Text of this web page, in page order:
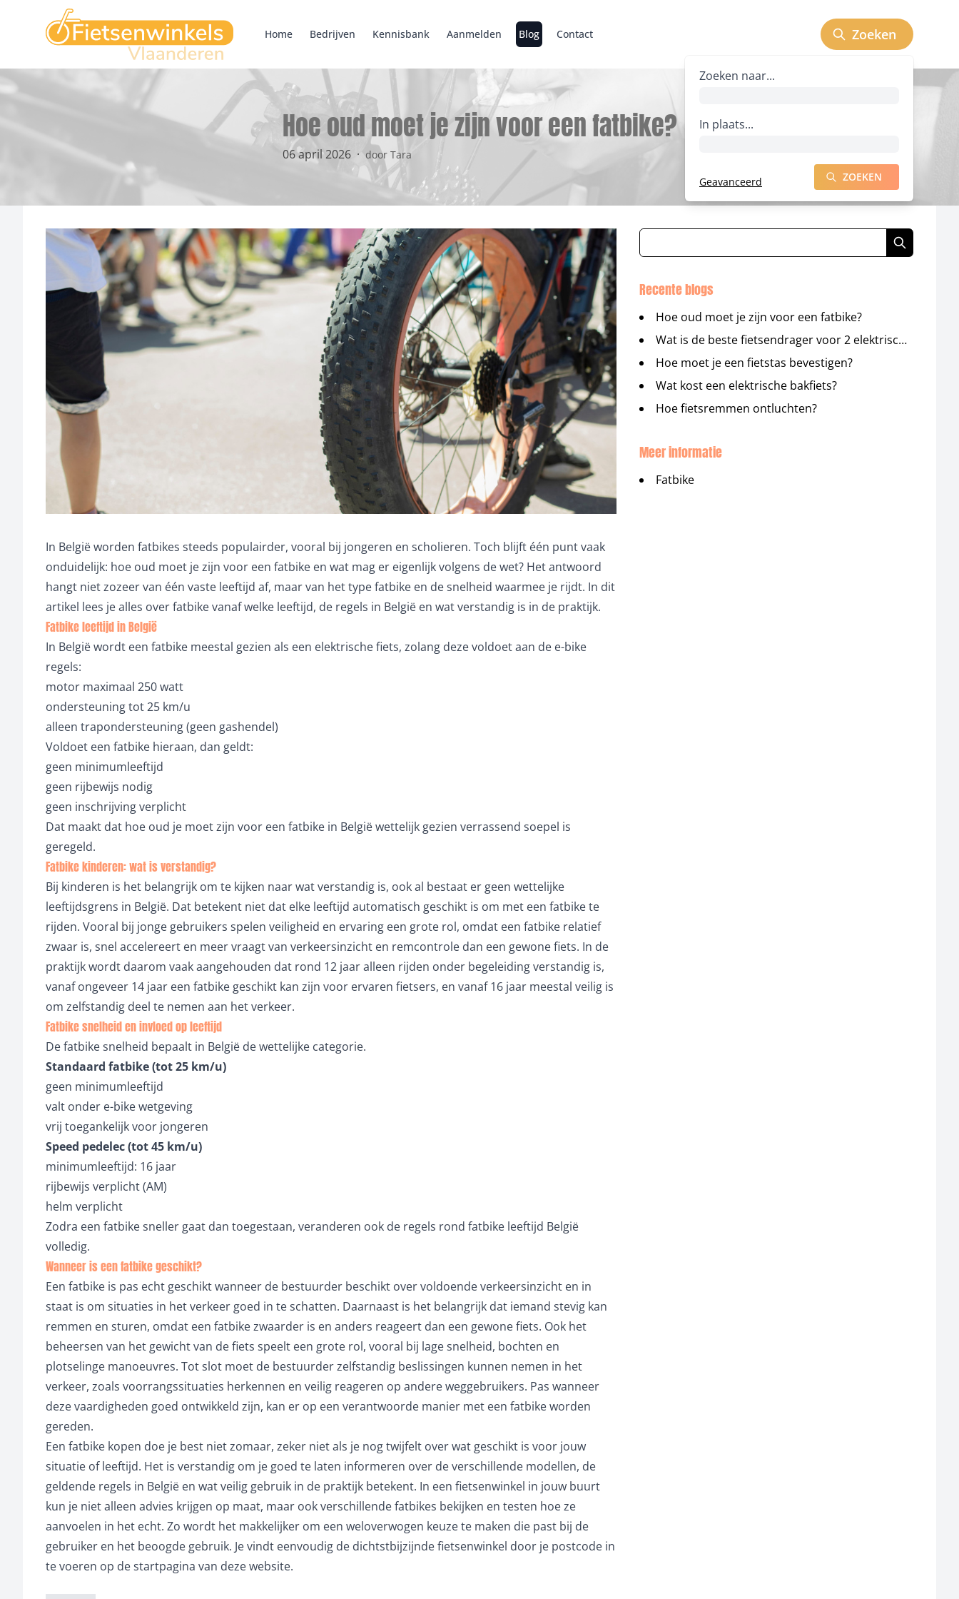
Home Bedrijven Kennisbank Aanmelden Blog Contact Zoeken naar bedrijven
Zoeken
Zoeken naar...
In plaats...
Geavanceerd ZOEKEN NAAR BEDRIJVEN
ZOEKEN
Hoe oud moet je zijn voor een fatbike?
06 april 2026 · door Tara
In België worden fatbikes steeds populairder, vooral bij jongeren en scholieren. Toch blijft één punt vaak
onduidelijk: hoe oud moet je zijn voor een fatbike en wat mag er eigenlijk volgens de wet? Het antwoord
hangt niet zozeer van één vaste leeftijd af, maar van het type fatbike en de snelheid waarmee je rijdt. In dit
artikel lees je alles over fatbike vanaf welke leeftijd, de regels in België en wat verstandig is in de praktijk.
Fatbike leeftijd in België
In België wordt een fatbike meestal gezien als een elektrische fiets, zolang deze voldoet aan de e-bike
regels:
motor maximaal 250 watt
ondersteuning tot 25 km/u
alleen trapondersteuning (geen gashendel)
Voldoet een fatbike hieraan, dan geldt:
geen minimumleeftijd
geen rijbewijs nodig
geen inschrijving verplicht
Dat maakt dat hoe oud je moet zijn voor een fatbike in België wettelijk gezien verrassend soepel is
geregeld.
Fatbike kinderen: wat is verstandig?
Bij kinderen is het belangrijk om te kijken naar wat verstandig is, ook al bestaat er geen wettelijke
leeftijdsgrens in België. Dat betekent niet dat elke leeftijd automatisch geschikt is om met een fatbike te
rijden. Vooral bij jonge gebruikers spelen veiligheid en ervaring een grote rol, omdat een fatbike relatief
zwaar is, snel accelereert en meer vraagt van verkeersinzicht en remcontrole dan een gewone fiets. In de
praktijk wordt daarom vaak aangehouden dat rond 12 jaar alleen rijden onder begeleiding verstandig is,
vanaf ongeveer 14 jaar een fatbike geschikt kan zijn voor ervaren fietsers, en vanaf 16 jaar meestal veilig is
om zelfstandig deel te nemen aan het verkeer.
Fatbike snelheid en invloed op leeftijd
De fatbike snelheid bepaalt in België de wettelijke categorie.
Standaard fatbike (tot 25 km/u)
geen minimumleeftijd
valt onder e-bike wetgeving
vrij toegankelijk voor jongeren
Speed pedelec (tot 45 km/u)
minimumleeftijd: 16 jaar
rijbewijs verplicht (AM)
helm verplicht
Zodra een fatbike sneller gaat dan toegestaan, veranderen ook de regels rond fatbike leeftijd België
volledig.
Wanneer is een fatbike geschikt?
Een fatbike is pas echt geschikt wanneer de bestuurder beschikt over voldoende verkeersinzicht en in
staat is om situaties in het verkeer goed in te schatten. Daarnaast is het belangrijk dat iemand stevig kan
remmen en sturen, omdat een fatbike zwaarder is en anders reageert dan een gewone fiets. Ook het
beheersen van het gewicht van de fiets speelt een grote rol, vooral bij lage snelheid, bochten en
plotselinge manoeuvres. Tot slot moet de bestuurder zelfstandig beslissingen kunnen nemen in het
verkeer, zoals voorrangssituaties herkennen en veilig reageren op andere weggebruikers. Pas wanneer
deze vaardigheden goed ontwikkeld zijn, kan er op een verantwoorde manier met een fatbike worden
gereden.
Een fatbike kopen doe je best niet zomaar, zeker niet als je nog twijfelt over wat geschikt is voor jouw
situatie of leeftijd. Het is verstandig om je goed te laten informeren over de verschillende modellen, de
geldende regels in België en wat veilig gebruik in de praktijk betekent. In een fietsenwinkel in jouw buurt
kun je niet alleen advies krijgen op maat, maar ook verschillende fatbikes bekijken en testen hoe ze
aanvoelen in het echt. Zo wordt het makkelijker om een weloverwogen keuze te maken die past bij de
gebruiker en het beoogde gebruik. Je vindt eenvoudig de dichtstbijzijnde fietsenwinkel door je postcode in
te voeren op de startpagina van deze website.
Recente blogs
Hoe oud moet je zijn voor een fatbike?
Wat is de beste fietsendrager voor 2 elektrische fietsen?
Hoe moet je een fietstas bevestigen?
Wat kost een elektrische bakfiets?
Hoe fietsremmen ontluchten?
Meer informatie
Fatbike